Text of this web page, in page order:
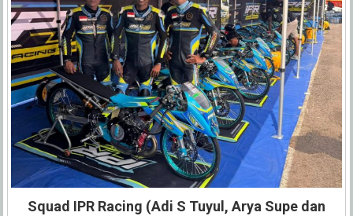
Squad IPR Racing (Adi S Tuyul, Arya Supe dan